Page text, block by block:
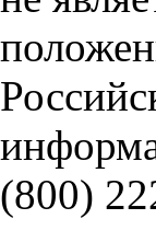
(800)